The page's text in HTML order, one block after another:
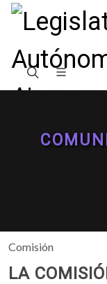
Comisión
LA